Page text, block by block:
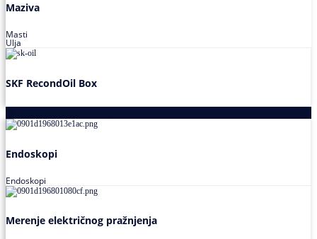
Maziva
Masti
Ulja
SKF RecondOil Box
Endoskopi
Endoskopi
Merenje električnog pražnjenja